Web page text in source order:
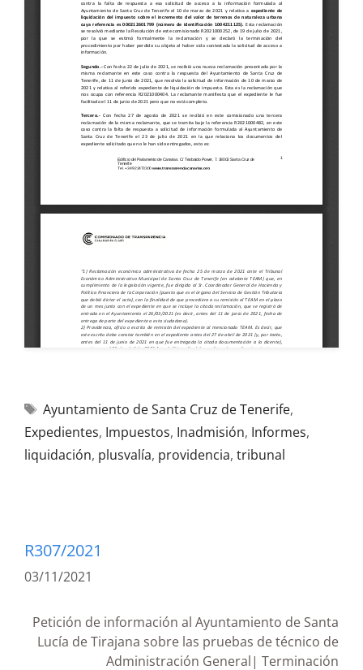
Ayuntamiento de Santa Cruz de Tenerife,
Expedientes, Impuestos, Inadmisión, Informes,
liquidación, plusvalía, providencia, tribunal
R307/2021
03/11/2021
Petición de información al Ayuntamiento de Santa
Lucía de Tirajana sobre las pruebas de técnico de
Administración General| Terminación